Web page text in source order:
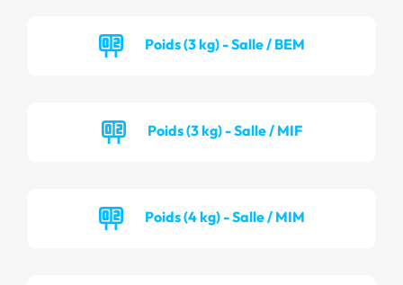
Poids (3 kg) - Salle / BEM
Poids (3 kg) - Salle / MIF
Poids (4 kg) - Salle / MIM